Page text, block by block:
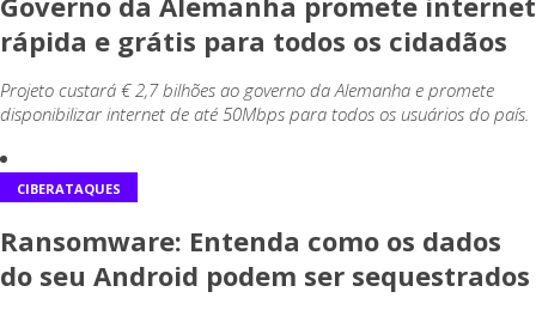
rápida e grátis para todos os cidadãos
Projeto custará € 2,7 bilhões ao governo da Alemanha e promete
disponibilizar internet de até 50Mbps para todos os usuários do país.
CIBERATAQUES
Ransomware: Entenda como os dados
do seu Android podem ser sequestrados